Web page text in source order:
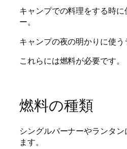
キャンプでの料理をする時
ー。
キャンプの夜の明かりに使う
これらには燃料が必要です。
燃料の種類
シングルバーナーやランタ
ます。